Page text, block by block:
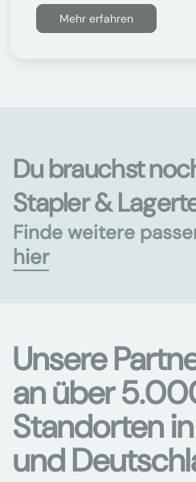
Mehr erfahren
Du brauchst
Stapler &
Finde weitere
hier
Unsere
an über
Standorten
und